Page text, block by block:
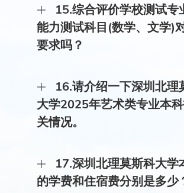
专业基础能力测试（笔试或机试）科目
科目（机试）两种，按照招生专业设置
目，如材料科学与工程专业要求专业基
科目为数学、外语测试科目为英语或俄语
考类型发布的《深圳北理莫斯科大学
合评价招生简章》。
15.综合评价学校测试专
能力测试科目(数学、文学)
要求吗？
俄中文对照，考生不需具备俄语基础。
16.请介绍一下深圳北理
大学2025年艺术类专业本
关情况。
业获批招生。艺术类专业是我校与莫斯科
作专业，学生入学后注册深圳北理莫斯科
籍，毕业达到要求颁发深圳北理莫斯科大
17.深圳北理莫斯科大学
的学费和住宿费分别是多少